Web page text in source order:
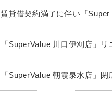
賃貸借契約満了に伴い「
「SuperValue 川口伊刈店」
「SuperValue 朝霞泉水店」閉